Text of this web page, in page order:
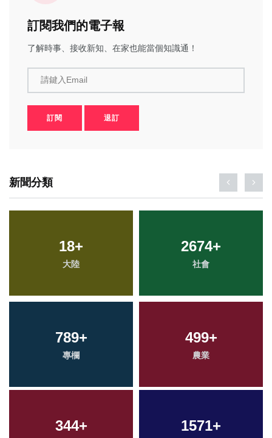
訂閱我們的電子報
了解時事、接收新知、在家也能當個知識通！
請鍵入Email
訂閱 退訂
新聞分類
18+
大陸
2674+
社會
789+
專欄
499+
農業
344+ 1571+